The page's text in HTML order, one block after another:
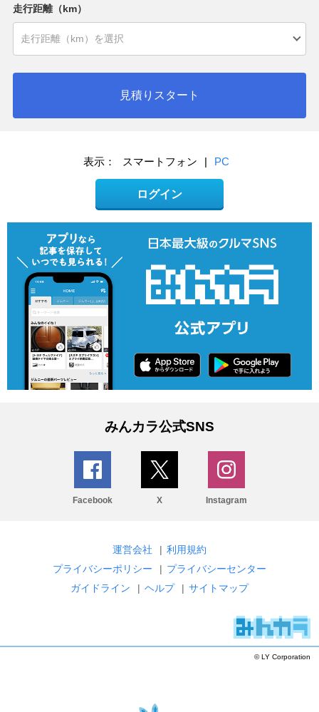
走行距離（km）
見積りスタート
表示： スマートフォン | PC
ログイン
みんカラ公式SNS
Facebook X Instagram
運営会社 | 利用規約
プライバシーポリシー
| プライバシーセンター
ガイドライン
| ヘルプ | サイトマップ
© LY Corporation